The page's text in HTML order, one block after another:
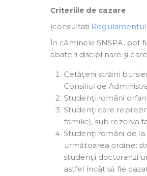
Criteriile de cazare
(consultați
În căminele SNSPA, pot
abateri disciplinare şi
Cetăţeni străini
Consiliul de
Studenţi români
Studenţi care
familie), sub rezerva
Studenţi români de
următoarea ordine:
studenţii doctoranzi
astfel încât să fie